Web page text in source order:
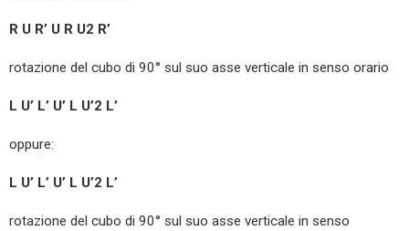
R U R’ U R U2 R’
rotazione del cubo di 90° sul suo asse verticale in senso orario
L U’ L’ U’ L U’2 L’
oppure:
L U’ L’ U’ L U’2 L’
rotazione del cubo di 90° sul suo asse verticale in senso